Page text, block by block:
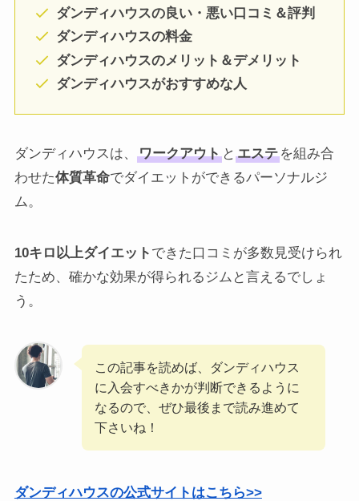
ダンディハウスの良い・悪い口コミ＆評判
ダンディハウスの料金
ダンディハウスのメリット＆デメリット
ダンディハウスがおすすめな人
ダンディハウスは、 ワークアウトと エステを組み合
わせた体質革命でダイエットができるパーソナルジ
ム。
10キロ以上ダイエット できた口コミが多数見受けられ
たため、確かな効果が得られるジムと言えるでしょ
う。
この記事を読めば、ダンディハウス
に入会すべきかが判断できるように
なるので、ぜひ最後まで読み進めて
下さいね！
ダンディハウスの公式サイトはこちら>>